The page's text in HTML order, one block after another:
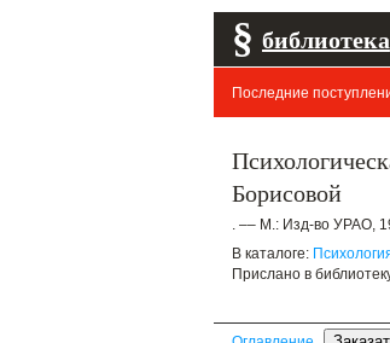
§ библиотека
Последние
Борисовой
. –– М.: Изд-во УРАО,
В каталоге:
Прислано в